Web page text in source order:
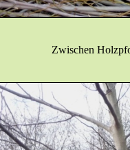
Zwischen